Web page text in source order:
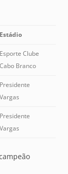
Estádio
Esporte Clube
Cabo Branco
Presidente
Vargas
Presidente
Vargas